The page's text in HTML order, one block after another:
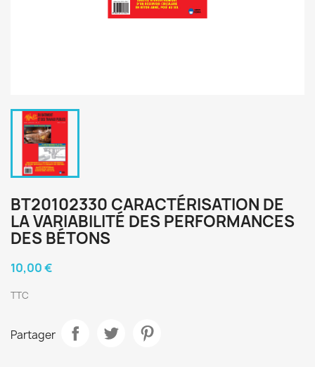
BT20102330 CARACTÉRISATION DE
LA VARIABILITÉ DES PERFORMANCES
DES BÉTONS
10,00 €
TTC
Partager